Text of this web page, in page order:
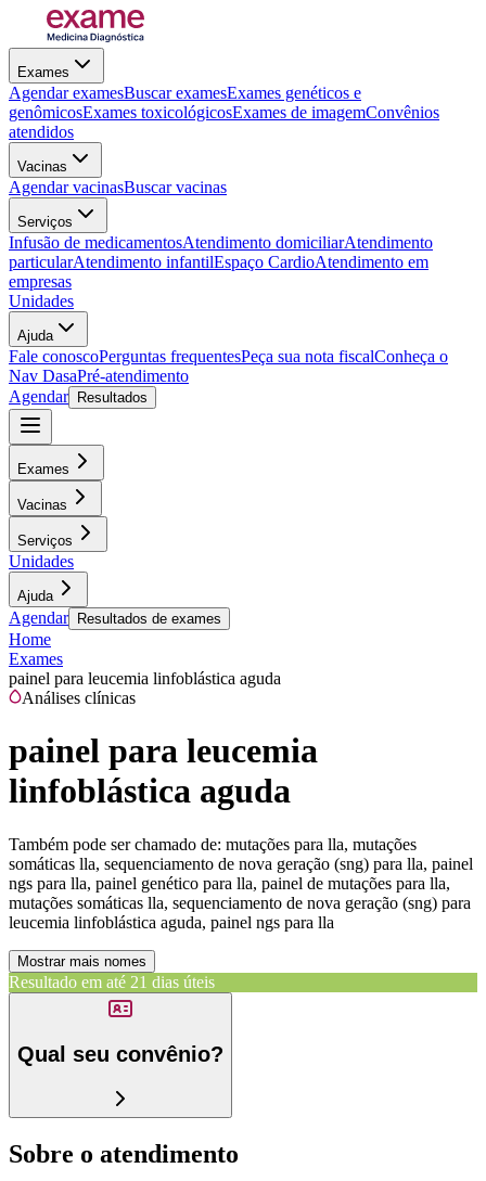
Exames
Agendar examesBuscar examesExames genéticos e
genômicosExames toxicológicosExames de imagemConvênios
atendidos
Vacinas
Agendar vacinasBuscar vacinas
Serviços
Infusão de medicamentosAtendimento domiciliarAtendimento
particularAtendimento infantilEspaço CardioAtendimento em
empresas
Unidades
Ajuda
Fale conoscoPerguntas frequentesPeça sua nota fiscalConheça o
Nav DasaPré-atendimento
Agendar
Resultados
Exames
Vacinas
Serviços
Unidades
Ajuda
Agendar Resultados de exames
Home
Exames
painel para leucemia linfoblástica aguda
Análises clínicas
painel para leucemia
linfoblástica aguda
Também pode ser chamado de: mutações para lla, mutações
somáticas lla, sequenciamento de nova geração (sng) para lla, painel
ngs para lla, painel genético para lla, painel de mutações para lla,
mutações somáticas lla, sequenciamento de nova geração (sng) para
leucemia linfoblástica aguda, painel ngs para lla
Mostrar mais nomes
Resultado em até 21 dias úteis
Qual seu convênio?
Sobre o atendimento